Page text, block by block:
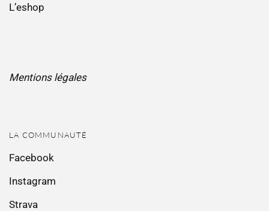
L’eshop
Mentions légales
LA COMMUNAUTÉ
Facebook
Instagram
Strava